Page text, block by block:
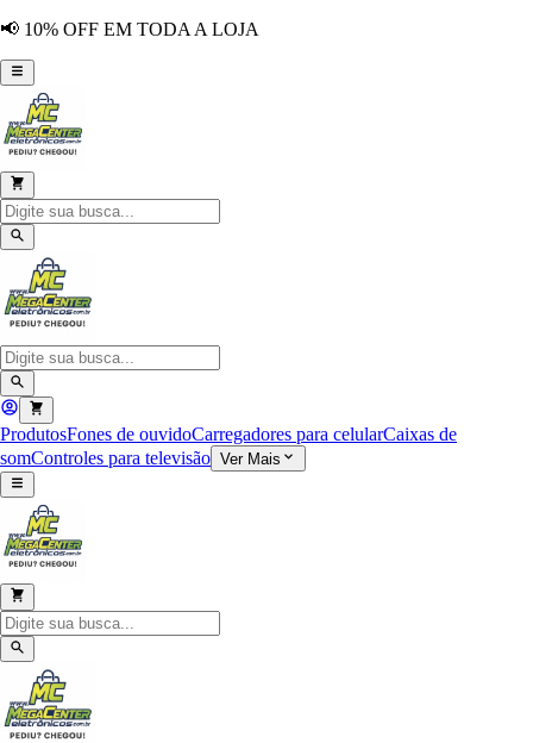
📢 10% OFF EM TODA A LOJA
ProdutosFones de ouvidoCarregadores para celularCaixas de
somControles para televisão Ver Mais